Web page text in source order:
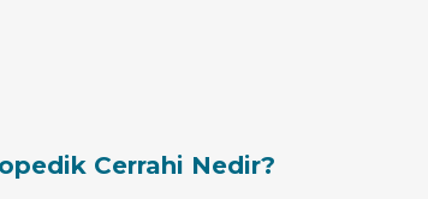
Cerrahi Nedir?